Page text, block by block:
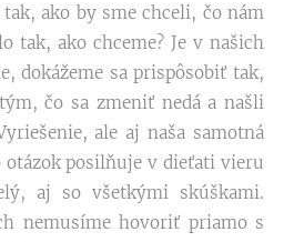
ako by sme chceli, čo nám
tak, ako chceme? Je v našich
dokážeme sa prispôsobiť tak,
čo sa zmeniť nedá a našli
ale aj naša samotná
otázok posilňuje v dieťati vieru
aj so všetkými skúškami.
nemusíme hovoriť priamo s